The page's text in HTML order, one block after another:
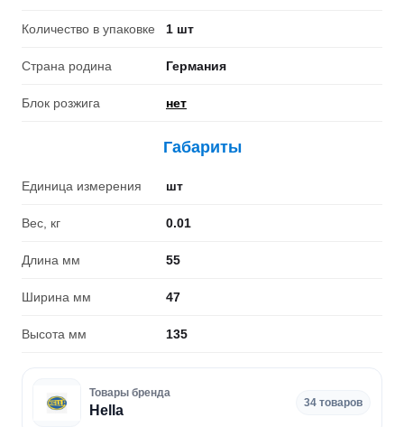
Количество в упаковке 1 шт
Страна родина Германия
Блок розжига нет
Габариты
Единица измерения шт
Вес, кг 0.01
Длина мм 55
Ширина мм 47
Высота мм 135
Товары бренда
Hella
34 товаров